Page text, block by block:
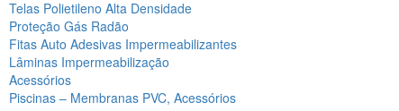
Telas Polietileno Alta Densidade
Proteção Gás Radão
Fitas Auto Adesivas Impermeabilizantes
Lâminas Impermeabilização
Acessórios
Piscinas – Membranas PVC, Acessórios